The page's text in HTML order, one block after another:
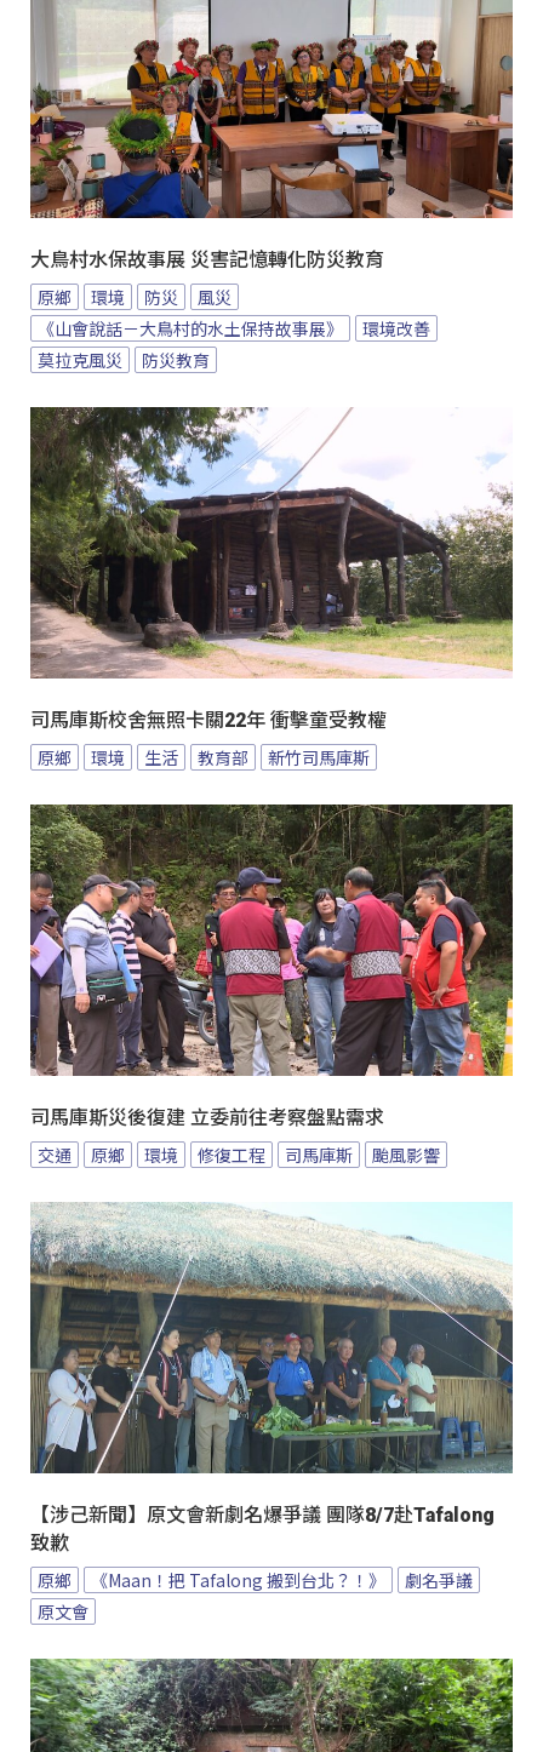
大鳥村水保故事展 災害記憶轉化防災教育
原鄉 環境 防災
風災
《山會說話－大鳥村的水土保持故事展》
環境改善
莫拉克風災
防災教育
司馬庫斯校舍無照卡關22年 衝擊童受教權
原鄉 環境 生活 教育部 新竹司馬庫斯
司馬庫斯災後復建 立委前往考察盤點需求
交通 原鄉 環境 修復工程 司馬庫斯 颱風影響
【涉己新聞】原文會新劇名爆爭議 團隊8/7赴Tafalong
致歉
原鄉 《Maan！把 Tafalong 搬到台北？！》
劇名爭議
原文會